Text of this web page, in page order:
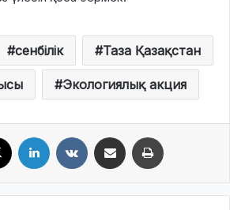
сенбілік Таза Қазақстан
Экологиялық акция